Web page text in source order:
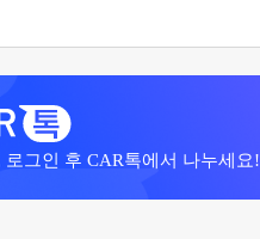
그인 후 CAR톡에서 나누세요!